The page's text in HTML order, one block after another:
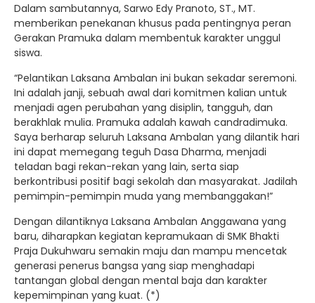
Dalam sambutannya, Sarwo Edy Pranoto, ST., MT.
memberikan penekanan khusus pada pentingnya peran
Gerakan Pramuka dalam membentuk karakter unggul
siswa.
“Pelantikan Laksana Ambalan ini bukan sekadar seremoni.
Ini adalah janji, sebuah awal dari komitmen kalian untuk
menjadi agen perubahan yang disiplin, tangguh, dan
berakhlak mulia. Pramuka adalah kawah candradimuka.
Saya berharap seluruh Laksana Ambalan yang dilantik hari
ini dapat memegang teguh Dasa Dharma, menjadi
teladan bagi rekan-rekan yang lain, serta siap
berkontribusi positif bagi sekolah dan masyarakat. Jadilah
pemimpin-pemimpin muda yang membanggakan!”
Dengan dilantiknya Laksana Ambalan Anggawana yang
baru, diharapkan kegiatan kepramukaan di SMK Bhakti
Praja Dukuhwaru semakin maju dan mampu mencetak
generasi penerus bangsa yang siap menghadapi
tantangan global dengan mental baja dan karakter
kepemimpinan yang kuat. (*)